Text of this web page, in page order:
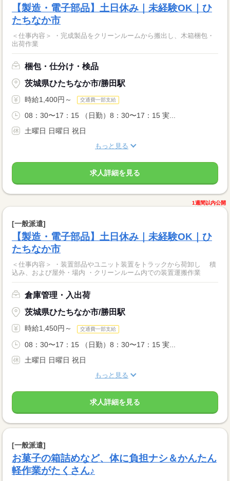
【製造・電子部品】土日休み｜未経験OK｜ひ
たちなか市
＜仕事内容＞ ・完成製品をクリーンルームから搬出し、木箱梱包・
出荷作業
梱包・仕分け・検品
茨城県ひたちなか市/勝田駅
時給1,400円～ 交通費一部支給
08：30〜17：15 （日勤）8：30〜17：15 実...
土曜日 日曜日 祝日
もっと見る
求人詳細を見る
1週間以内公開
[一般派遣]
【製造・電子部品】土日休み｜未経験OK｜ひ
たちなか市
＜仕事内容＞ ・装置部品やユニット装置をトラックから荷卸し 積
込み、および屋外・場内 ・クリーンルーム内での装置運搬作業
倉庫管理・入出荷
茨城県ひたちなか市/勝田駅
時給1,450円～ 交通費一部支給
08：30〜17：15 （日勤）8：30〜17：15 実...
土曜日 日曜日 祝日
もっと見る
求人詳細を見る
[一般派遣]
お菓子の箱詰めなど、体に負担ナシ＆かんたん
軽作業がたくさん♪